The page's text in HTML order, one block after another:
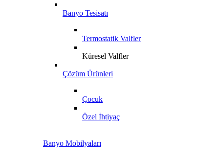
Banyo Tesisatı
Termostatik Valfler
Küresel Valfler
Çözüm Ürünleri
Çocuk
Özel İhtiyaç
Banyo Mobilyaları